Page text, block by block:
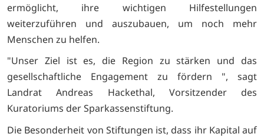
ermöglicht, ihre wichtigen Hilfestellungen
weiterzuführen und auszubauen, um noch mehr
Menschen zu helfen.
"Unser Ziel ist es, die Region zu stärken und das
gesellschaftliche Engagement zu fördern ", sagt
Landrat Andreas Hackethal, Vorsitzender des
Kuratoriums der Sparkassenstiftung.
Die Besonderheit von Stiftungen ist, dass ihr Kapital auf